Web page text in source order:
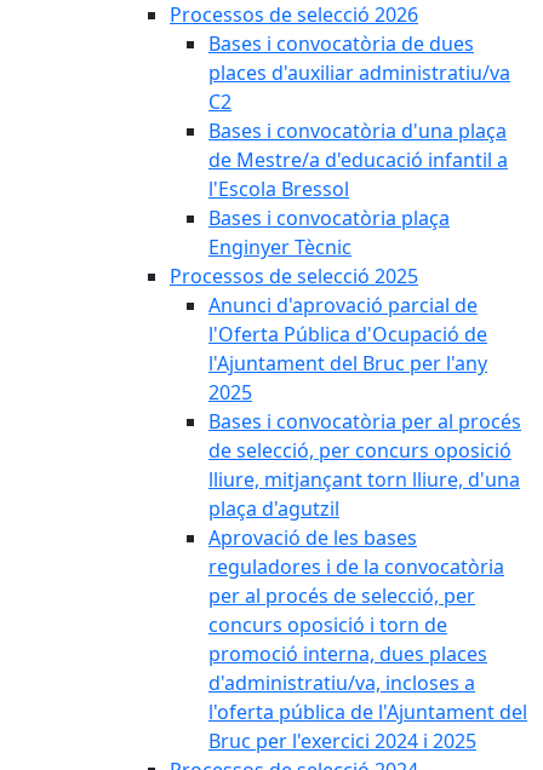
Processos de selecció 2026
Bases i convocatòria de dues
places d'auxiliar administratiu/va
C2
Bases i convocatòria d'una plaça
de Mestre/a d'educació infantil a
l'Escola Bressol
Bases i convocatòria plaça
Enginyer Tècnic
Processos de selecció 2025
Anunci d'aprovació parcial de
l'Oferta Pública d'Ocupació de
l'Ajuntament del Bruc per l'any
2025
Bases i convocatòria per al procés
de selecció, per concurs oposició
lliure, mitjançant torn lliure, d'una
plaça d'agutzil
Aprovació de les bases
reguladores i de la convocatòria
per al procés de selecció, per
concurs oposició i torn de
promoció interna, dues places
d'administratiu/va, incloses a
l'oferta pública de l'Ajuntament del
Bruc per l'exercici 2024 i 2025